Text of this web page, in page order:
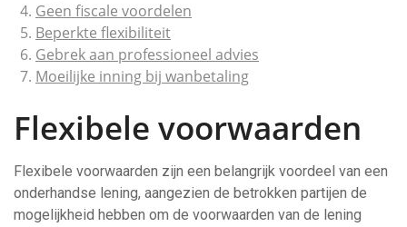
Geen fiscale voordelen
Beperkte flexibiliteit
Gebrek aan professioneel advies
Moeilijke inning bij wanbetaling
Flexibele voorwaarden
Flexibele voorwaarden zijn een belangrijk voordeel van een
onderhandse lening, aangezien de betrokken partijen de
mogelijkheid hebben om de voorwaarden van de lening